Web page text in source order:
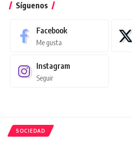
Síguenos
Facebook
Me gusta
Instagram
Seguir
SOCIEDAD